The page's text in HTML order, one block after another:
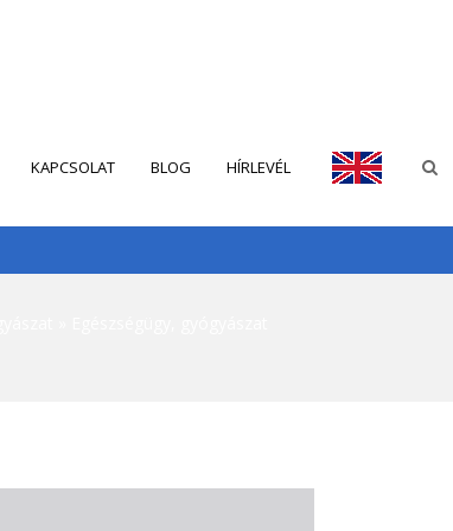
KAPCSOLAT BLOG HÍRLEVÉL ENGLISH